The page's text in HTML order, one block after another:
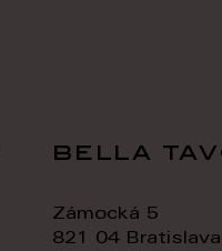
bella
Zámocká 5
821 04 Bratislava